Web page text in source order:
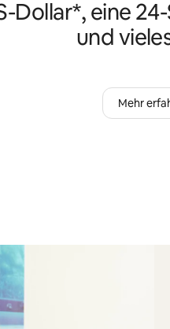
Dollar*, eine
und
Mehr